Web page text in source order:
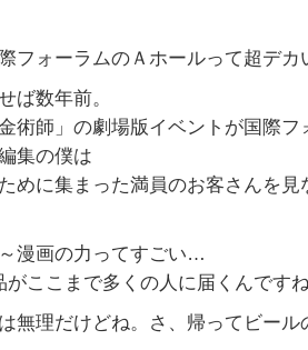
フォーラムのＡホールって超デカ
ば数年前。
金術師」の劇場版イベントが国際
集の僕は
ために集まった満員のお客さんを見
～漫画の力ってすごい…
がここまで多くの人に届くんです
無理だけどね。さ、帰ってビー